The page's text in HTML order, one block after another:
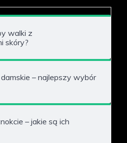
walki z
skóry?
– najlepszy wybór
– jakie są ich